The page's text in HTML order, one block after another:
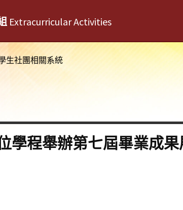
Extracurricular Activities
生社團相關系統
學程舉辦第七屆畢業成